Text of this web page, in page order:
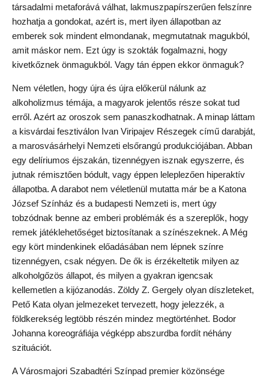
társadalmi metaforává válhat, lakmuszpapírszerűen felszínre
hozhatja a gondokat, azért is, mert ilyen állapotban az
emberek sok mindent elmondanak, megmutatnak magukból,
amit máskor nem. Ezt úgy is szokták fogalmazni, hogy
kivetkőznek önmagukból. Vagy tán éppen ekkor önmaguk?
Nem véletlen, hogy újra és újra előkerül nálunk az
alkoholizmus témája, a magyarok jelentős része sokat tud
erről. Azért az oroszok sem panaszkodhatnak. A minap láttam
a kisvárdai fesztiválon Ivan Viripajev Részegek című darabját,
a marosvásárhelyi Nemzeti elsőrangú produkciójában. Abban
egy delíriumos éjszakán, tizennégyen isznak egyszerre, és
jutnak rémisztően bódult, vagy éppen leleplezően hiperaktív
állapotba. A darabot nem véletlenül mutatta már be a Katona
József Színház és a budapesti Nemzeti is, mert úgy
tobzódnak benne az emberi problémák és a szereplők, hogy
remek játéklehetőséget biztosítanak a színészeknek. A Még
egy kört mindenkinek előadásában nem lépnek színre
tizennégyen, csak négyen. De ők is érzékeltetik milyen az
alkoholgőzös állapot, és milyen a gyakran igencsak
kellemetlen a kijózanodás. Zöldy Z. Gergely olyan díszleteket,
Pető Kata olyan jelmezeket tervezett, hogy jelezzék, a
földkerekség legtöbb részén mindez megtörténhet. Bodor
Johanna koreográfiája végképp abszurdba fordít néhány
szituációt.
A Városmajori Szabadtéri Színpad premier közönsége